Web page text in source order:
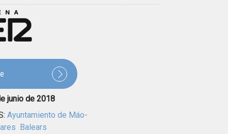
junio de 2018
Ayuntamiento de Máo-
Balears